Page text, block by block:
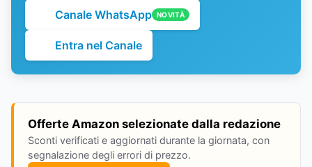
Canale WhatsApp NOVITÀ
Entra nel Canale
Offerte Amazon selezionate dalla redazione
Sconti verificati e aggiornati durante la giornata, con
segnalazione degli errori di prezzo.